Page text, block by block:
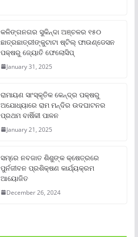
କଳିଙ୍ଗନଗର ସୁକିନ୍ଦା ଅଞ୍ଚଳର ୧୫୦
ଛାତ୍ରଛାତ୍ରୀଙ୍କୁଟାଟା ଷ୍ଟିଲ୍ ଫାଉଣ୍ଡେସନ
ପକ୍ଷରୁ ଜ୍ୟୋତି ଫେଲୋସିପ୍‌
January 31, 2025
ରାମାୟଣ ସାଂସ୍କୃତିକ କେନ୍ଦ୍ର ପକ୍ଷରୁ
ଅଯୋଧ୍ୟାରେ ରାମ ମନ୍ଦିର ଉଦଘାଟନର
ପ୍ରଥମ ବାର୍ଷିକୀ ପାଳନ
January 21, 2025
ସମ୍‌ରେ ନବଜାତ ଶିଶୁଙ୍କ କ୍ଷେତ୍ରରେ
ପୁର୍ନଜୀବନ ପ୍ରଶିକ୍ଷଣ କାର୍ଯ୍ୟକ୍ରମ
ଆୟୋଜିତ
December 26, 2024